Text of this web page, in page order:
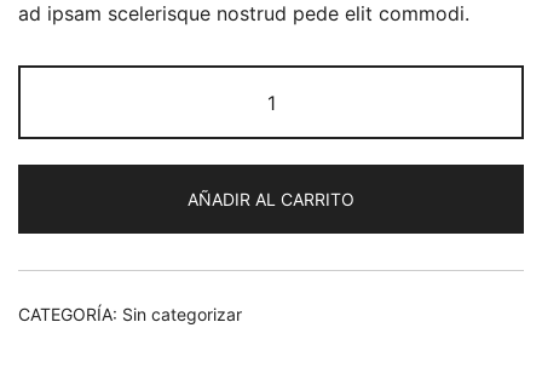
ad ipsam scelerisque nostrud pede elit commodi.
Bag
cantidad
AÑADIR AL CARRITO
CATEGORÍA: Sin categorizar